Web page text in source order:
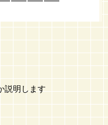
説明します